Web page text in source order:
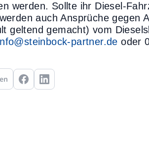
werden. Sollte ihr Diesel-
auch Ansprüche gegen
geltend gemacht) vom
partner.de oder